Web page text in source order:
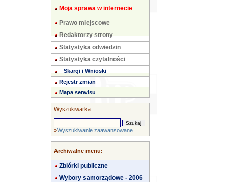
Moja sprawa w internecie
Prawo miejscowe
Redaktorzy strony
Statystyka odwiedzin
Statystyka czytalności
Skargi i Wnioski
Rejestr zmian
Mapa serwisu
Wyszukiwarka
»Wyszukiwanie zaawansowane
Archiwalne menu:
Zbiórki publiczne
Wybory samorządowe - 2006